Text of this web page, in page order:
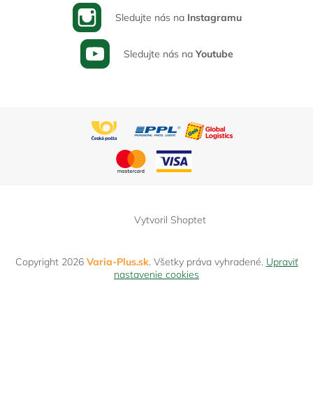
Sledujte nás na Instagramu
Sledujte nás na Youtube
Vytvoril Shoptet
Copyright 2026 Varia-Plus.sk. Všetky práva vyhradené. Upraviť
nastavenie cookies